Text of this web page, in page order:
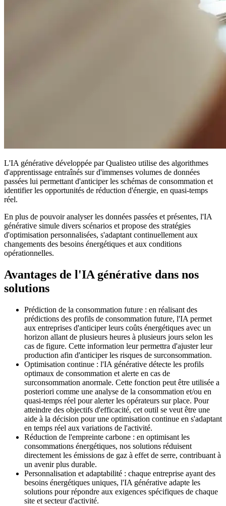
L'IA générative développée par Qualisteo utilise des algorithmes
d'apprentissage entraînés sur d'immenses volumes de données
passées lui permettant d'anticiper les schémas de consommation et
identifier les opportunités de réduction d'énergie, en quasi-temps
réel.
En plus de pouvoir analyser les données passées et présentes, l'IA
générative simule divers scénarios et propose des stratégies
d'optimisation personnalisées, s'adaptant continuellement aux
changements des besoins énergétiques et aux conditions
opérationnelles.
Avantages de l'IA générative dans nos
solutions
Prédiction de la consommation future : en réalisant des
prédictions des profils de consommation future, l'IA permet
aux entreprises d'anticiper leurs coûts énergétiques avec un
horizon allant de plusieurs heures à plusieurs jours selon les
cas de figure. Cette information leur permettra d'ajuster leur
production afin d'anticiper les risques de surconsommation.
Optimisation continue : l'IA générative détecte les profils
optimaux de consommation et alerte en cas de
surconsommation anormale. Cette fonction peut être utilisée a
posteriori comme une analyse de la consommation et/ou en
quasi-temps réel pour alerter les opérateurs sur place. Pour
atteindre des objectifs d'efficacité, cet outil se veut être une
aide à la décision pour une optimisation continue en s'adaptant
en temps réel aux variations de l'activité.
Réduction de l'empreinte carbone : en optimisant les
consommations énergétiques, nos solutions réduisent
directement les émissions de gaz à effet de serre, contribuant à
un avenir plus durable.
Personnalisation et adaptabilité : chaque entreprise ayant des
besoins énergétiques uniques, l'IA générative adapte les
solutions pour répondre aux exigences spécifiques de chaque
site et secteur d'activité.